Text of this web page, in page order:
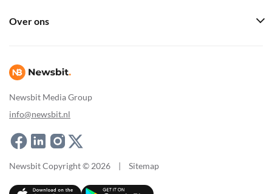
Newsbit Media Group
info@newsbit.nl
Over ons
Newsbit Copyright © 2026 | Sitemap